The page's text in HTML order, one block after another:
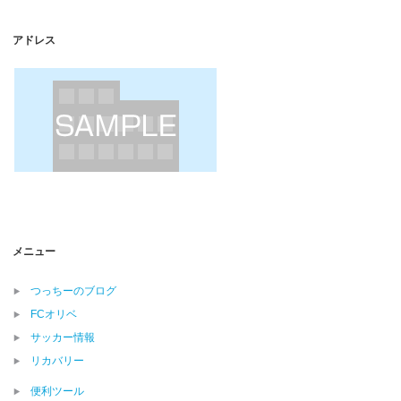
アドレス
メニュー
つっちーのブログ
FCオリベ
サッカー情報
リカバリー
便利ツール